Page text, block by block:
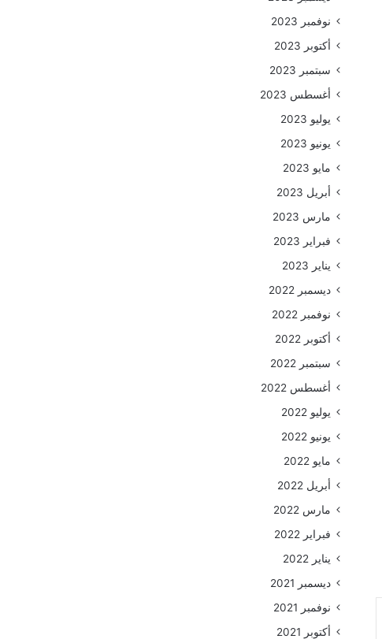
نوفمبر 2023
أكتوبر 2023
سبتمبر 2023
أغسطس 2023
يوليو 2023
يونيو 2023
مايو 2023
أبريل 2023
مارس 2023
فبراير 2023
يناير 2023
ديسمبر 2022
نوفمبر 2022
أكتوبر 2022
سبتمبر 2022
أغسطس 2022
يوليو 2022
يونيو 2022
مايو 2022
أبريل 2022
مارس 2022
فبراير 2022
يناير 2022
ديسمبر 2021
نوفمبر 2021
أكتوبر 2021